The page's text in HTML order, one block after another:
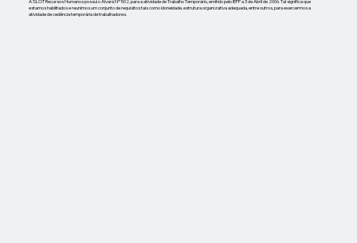
A SLOT Recursos Humanos possui o Alvará Nº 502, para a atividade de Trabalho Temporário, emitido pelo IEFP a 3 de Abril de 2006. Tal significa que
estamos habilitados e reunimos um conjunto de requisitos tais como idoneidade, estrutura organizativa adequada, entre outros, para exercermos a
atividade de cedência temporária de trabalhadores.